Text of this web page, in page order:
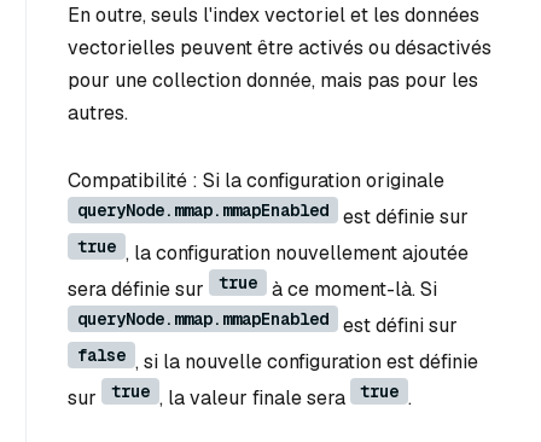
En outre, seuls l'index vectoriel et les données
vectorielles peuvent être activés ou désactivés
pour une collection donnée, mais pas pour les
autres.
Compatibilité : Si la configuration originale
queryNode.mmap.mmapEnabled est définie sur
true , la configuration nouvellement ajoutée
sera définie sur
true à ce moment-là. Si
queryNode.mmap.mmapEnabled est défini sur
false , si la nouvelle configuration est définie
sur
true , la valeur finale sera true .